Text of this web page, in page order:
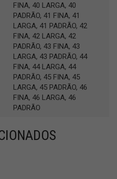
FINA, 40 LARGA, 40
PADRÃO, 41 FINA, 41
LARGA, 41 PADRÃO, 42
FINA, 42 LARGA, 42
PADRÃO, 43 FINA, 43
LARGA, 43 PADRÃO, 44
FINA, 44 LARGA, 44
PADRÃO, 45 FINA, 45
LARGA, 45 PADRÃO, 46
FINA, 46 LARGA, 46
PADRÃO